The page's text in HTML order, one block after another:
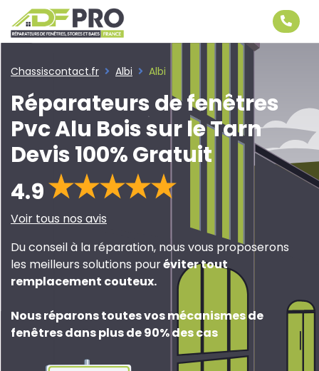
Chassiscontact.fr Albi Albi
Réparateurs de fenêtres
Pvc Alu Bois sur le Tarn
Devis 100% Gratuit
4.9
Voir tous nos avis
Du conseil à la réparation, nous vous proposerons
les meilleurs solutions pouréviter tout
remplacement couteux.
Nous réparons toutes vos mécanismes de
fenêtres dans plus de 90% des cas